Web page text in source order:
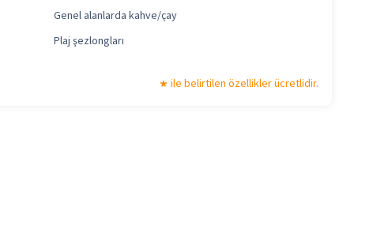
Genel alanlarda kahve/çay
Plaj şezlongları
ile belirtilen özellikler ücretlidir.